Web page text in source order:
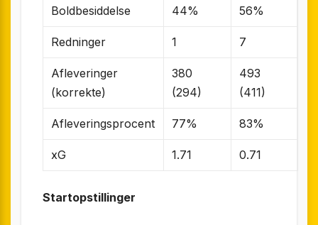
Boldbesiddelse 44% 56%
Redninger 1 7
Afleveringer
(korrekte)
380
(294)
493
(411)
Afleveringsprocent 77% 83%
xG 1.71 0.71
Startopstillinger